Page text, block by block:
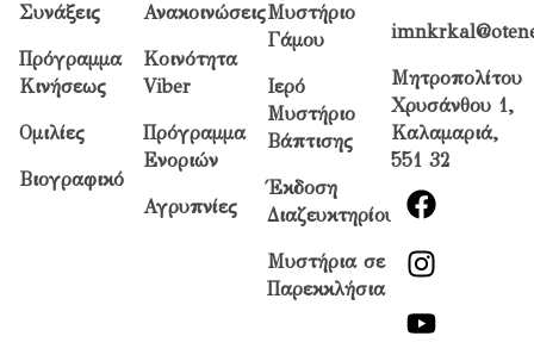
Συνάξεις
Πρόγραμμα
Κινήσεως
Ομιλίες
Βιογραφικό
Ανακοινώσεις
Κοινότητα
Viber
Πρόγραμμα
Ενοριών
Αγρυπνίες
Μυστήριο
Γάμου
Ιερό
Μυστήριο
Βάπτισης
Έκδοση
Διαζευκτηρίου
Μυστήρια σε
Παρεκκλήσια
Μητροπολίτου
Χρυσάνθου 1,
Καλαμαριά,
551 32